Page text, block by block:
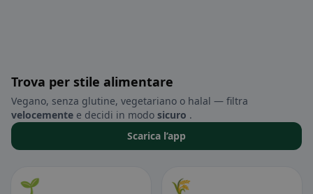
Trova per stile alimentare
Vegano, senza glutine, vegetariano o halal — filtra
velocemente e decidi in modo sicuro .
Scarica l’app
🌱 🌾